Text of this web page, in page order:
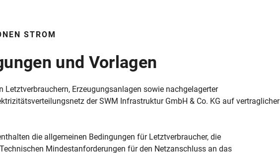
STROM
und Vorlagen
Erzeugungsanlagen sowie nachgelagerter
der SWM Infrastruktur GmbH & Co. KG auf vertraglicher
die allgemeinen Bedingungen für Letztverbraucher, die
Mindestanforderungen für den Netzanschluss an das